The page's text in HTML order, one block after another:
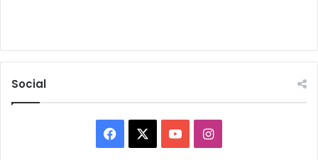
Social
Facebook YouTubeInstagram